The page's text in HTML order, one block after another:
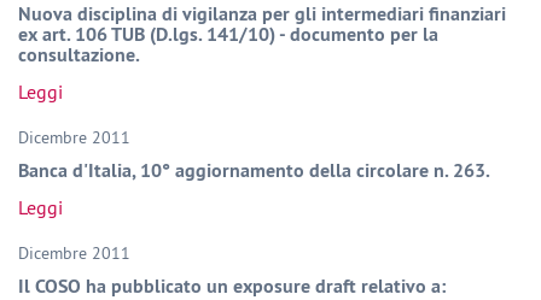
Nuova disciplina di vigilanza per gli intermediari finanziari
ex art. 106 TUB (D.lgs. 141/10) - documento per la
consultazione.
Leggi
Dicembre 2011
Banca d'Italia, 10° aggiornamento della circolare n. 263.
Leggi
Dicembre 2011
Il COSO ha pubblicato un exposure draft relativo a: